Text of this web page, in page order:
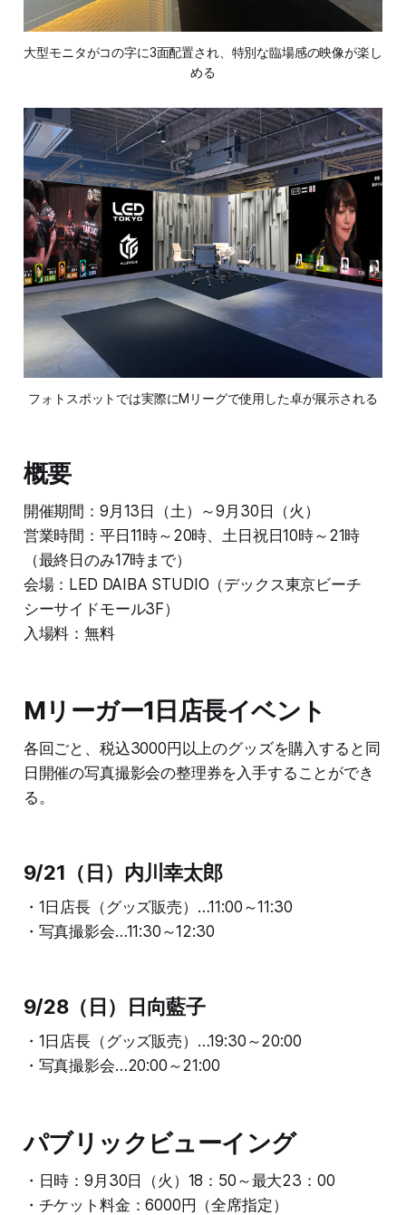
大型モニタがコの字に3面配置され、特別な臨場感の映像が楽し
める
フォトスポットでは実際にMリーグで使用した卓が展示される
概要
開催期間：9月13日（土）～9月30日（火）
営業時間：平日11時～20時、土日祝日10時～21時
（最終日のみ17時まで）
会場：LED DAIBA STUDIO（デックス東京ビーチ
シーサイドモール3F）
入場料：無料
Mリーガー1日店長イベント
各回ごと、税込3000円以上のグッズを購入すると同
日開催の写真撮影会の整理券を入手することができ
る。
9/21（日）内川幸太郎
・1日店長（グッズ販売）…11:00～11:30
・写真撮影会…11:30～12:30
9/28（日）日向藍子
・1日店長（グッズ販売）…19:30～20:00
・写真撮影会…20:00～21:00
パブリックビューイング
・日時：9月30日（火）18：50～最大23：00
・チケット料金：6000円（全席指定）